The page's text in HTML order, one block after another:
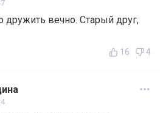
дружить вечно. Старый друг,
16 4